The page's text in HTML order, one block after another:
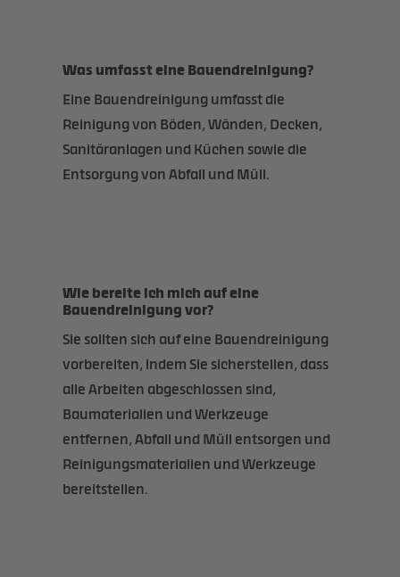
Was umfasst eine Bauendreinigung?
Eine Bauendreinigung umfasst die
Reinigung von Böden, Wänden, Decken,
Sanitäranlagen und Küchen sowie die
Entsorgung von Abfall und Müll.
Wie bereite ich mich auf eine
Bauendreinigung vor?
Sie sollten sich auf eine Bauendreinigung
vorbereiten, indem Sie sicherstellen, dass
alle Arbeiten abgeschlossen sind,
Baumaterialien und Werkzeuge
entfernen, Abfall und Müll entsorgen und
Reinigungsmaterialien und Werkzeuge
bereitstellen.